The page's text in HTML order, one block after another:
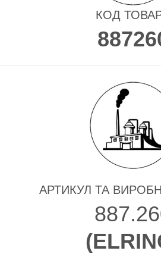
КОД
АРТИКУЛ ТА
(